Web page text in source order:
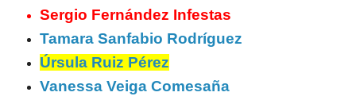
Sergio Fernández Infestas
Tamara Sanfabio Rodríguez
Úrsula Ruiz Pérez
Vanessa Veiga Comesaña